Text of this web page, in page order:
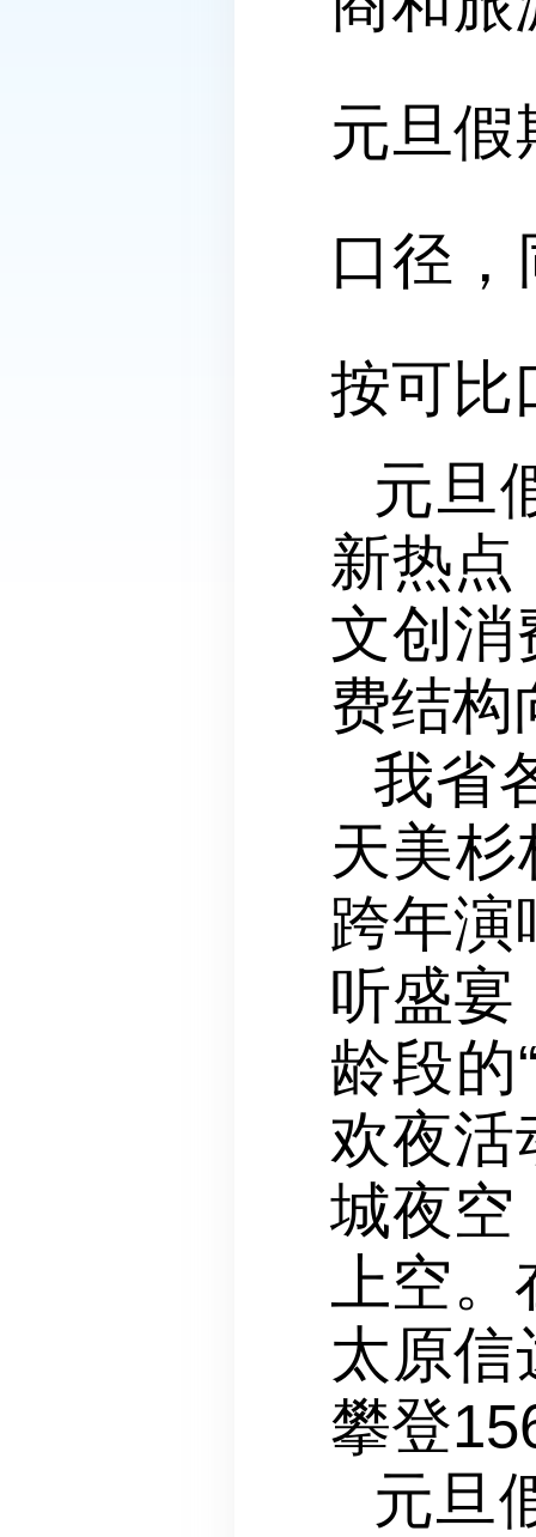
元旦假
口径
按可比
元旦
新热点
文创消
费结构
我省
天美
跨年演
听盛宴
龄段的
欢夜活
城夜空
上空
太原信
攀登
元旦